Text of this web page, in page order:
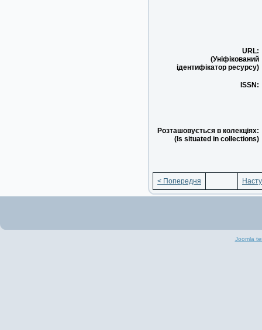
URL:
(Уніфікований
ідентифікатор ресурсу)
ISSN:
Розташовується в колекціях:
(Is situated in collections)
< Попередня
Joomla